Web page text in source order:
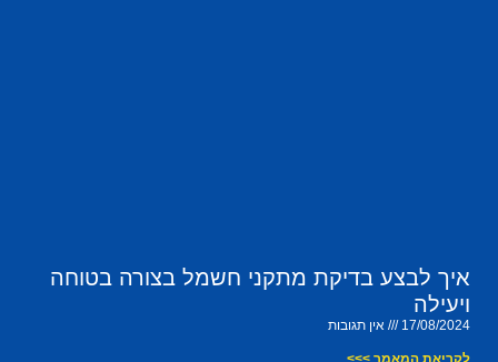
איך לבצע בדיקת מתקני חשמל בצורה בטוחה
ויעילה
17/08/2024 אין תגובות
לקריאת המאמר >>>